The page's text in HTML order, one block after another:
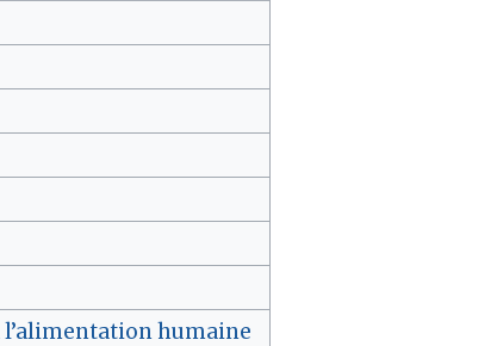
l’alimentation humaine